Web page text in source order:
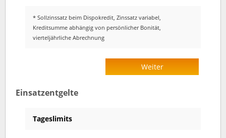
* Sollzinssatz beim Dispokredit, Zinssatz variabel,
Kreditsumme abhängig von persönlicher Bonität,
vierteljährliche Abrechnung
Weiter
Einsatzentgelte
Tageslimits